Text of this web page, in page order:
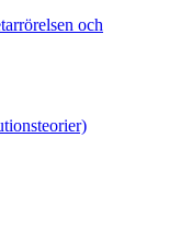
och